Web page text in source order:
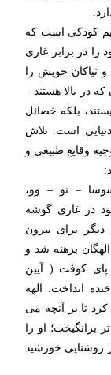
کودکی است که
در برابر غاری
و نیاکان خویش را
در بالا هستند –
بلکه خصائل
است. تلاش
وقایع طبیعی و
– نو – وو،
در غاری گوشه
برای بیرون
برهنه شد و
کوفت ( آیین
انداخت. الهه
تا بر آنچه می
برانگیخت؛ او را
روشنایی خورشید